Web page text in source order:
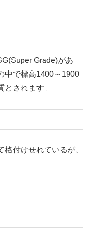
Grade)があ
中で標高1400～1900
されます。
付けせれているが、